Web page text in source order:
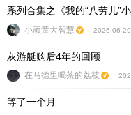
系列合集之《我的“八劳儿”
小顽童大智慧 2026-06-29
灰游艇购后4年的回顾
在马德里喝茶的荔枝
等了一个月